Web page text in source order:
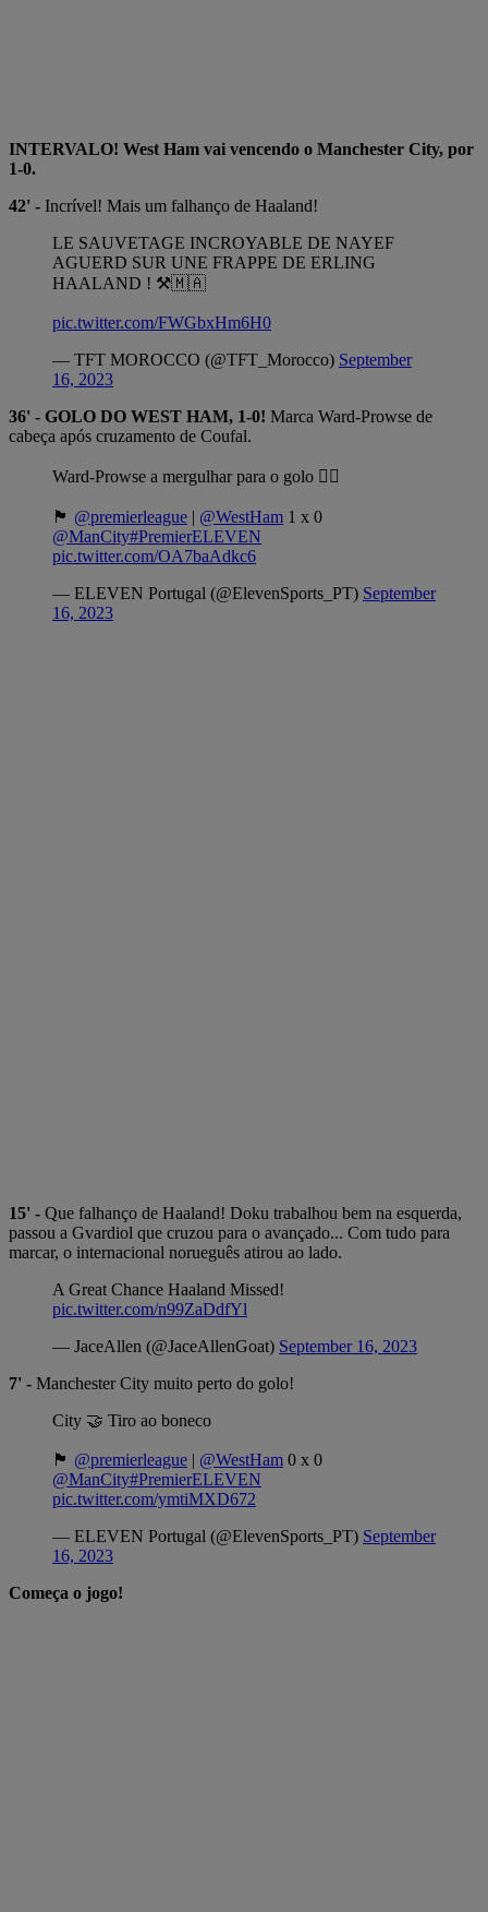
INTERVALO! West Ham vai vencendo o Manchester City, por
1-0.
42' - Incrível! Mais um falhanço de Haaland!
LE SAUVETAGE INCROYABLE DE NAYEF
AGUERD SUR UNE FRAPPE DE ERLING
HAALAND ! ⚒️🇲🇦
pic.twitter.com/FWGbxHm6H0
— TFT MOROCCO (@TFT_Morocco) September
16, 2023
36' - GOLO DO WEST HAM, 1-0! Marca Ward-Prowse de
cabeça após cruzamento de Coufal.
Ward-Prowse a mergulhar para o golo 🏊‍♂️
🏴󠁧󠁢󠁥󠁮󠁧󠁿 @premierleague | @WestHam 1 x 0
@ManCity#PremierELEVEN
pic.twitter.com/OA7baAdkc6
— ELEVEN Portugal (@ElevenSports_PT) September
16, 2023
15' - Que falhanço de Haaland! Doku trabalhou bem na esquerda,
passou a Gvardiol que cruzou para o avançado... Com tudo para
marcar, o internacional norueguês atirou ao lado.
A Great Chance Haaland Missed!
pic.twitter.com/n99ZaDdfYl
— JaceAllen (@JaceAllenGoat) September 16, 2023
7' - Manchester City muito perto do golo!
City 🤝 Tiro ao boneco
🏴󠁧󠁢󠁥󠁮󠁧󠁿 @premierleague | @WestHam 0 x 0
@ManCity#PremierELEVEN
pic.twitter.com/ymtiMXD672
— ELEVEN Portugal (@ElevenSports_PT) September
16, 2023
Começa o jogo!